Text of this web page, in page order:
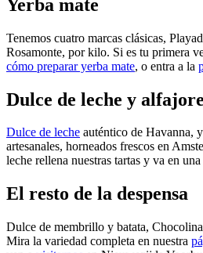
Yerba mate
Tenemos cuatro marcas clásicas,
Rosamonte, por kilo. Si es tu primera
cómo preparar yerba mate, o entra a la
Dulce de leche y
Dulce de leche auténtico de Havanna,
artesanales, horneados frescos en
leche rellena nuestras tartas y va en una
El resto de la despensa
Dulce de membrillo y batata,
Mira la variedad completa en nuestra